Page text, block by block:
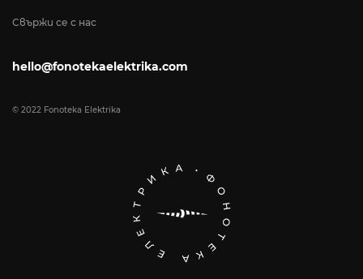
Свържи се с нас
hello@fonotekaelektrika.com
© 2022 Fonoteka Elektrika